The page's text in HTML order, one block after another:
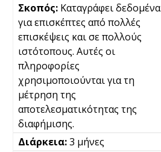
Καταγράφει δεδομένα
για επισκέπτες από πολλές
επισκέψεις και σε πολλούς
ιστότοπους. Αυτές οι
πληροφορίες
χρησιμοποιούνται για τη
μέτρηση της
αποτελεσματικότητας της
διαφήμισης.
3 μήνες